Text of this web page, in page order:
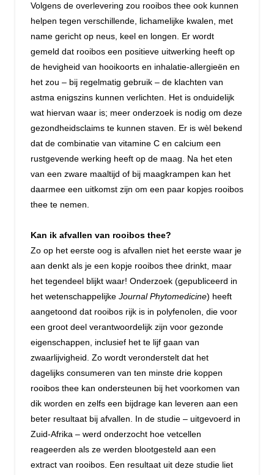
Volgens de overlevering zou rooibos thee ook kunnen
helpen tegen verschillende, lichamelijke kwalen, met
name gericht op neus, keel en longen. Er wordt
gemeld dat rooibos een positieve uitwerking heeft op
de hevigheid van hooikoorts en inhalatie-allergieën en
het zou – bij regelmatig gebruik – de klachten van
astma enigszins kunnen verlichten. Het is onduidelijk
wat hiervan waar is; meer onderzoek is nodig om deze
gezondheidsclaims te kunnen staven. Er is wèl bekend
dat de combinatie van vitamine C en calcium een
rustgevende werking heeft op de maag. Na het eten
van een zware maaltijd of bij maagkrampen kan het
daarmee een uitkomst zijn om een paar kopjes rooibos
thee te nemen.
Kan ik afvallen van rooibos thee?
Zo op het eerste oog is afvallen niet het eerste waar je
aan denkt als je een kopje rooibos thee drinkt, maar
het tegendeel blijkt waar! Onderzoek (gepubliceerd in
het wetenschappelijke Journal Phytomedicine) heeft
aangetoond dat rooibos rijk is in polyfenolen, die voor
een groot deel verantwoordelijk zijn voor gezonde
eigenschappen, inclusief het te lijf gaan van
zwaarlijvigheid. Zo wordt veronderstelt dat het
dagelijks consumeren van ten minste drie koppen
rooibos thee kan ondersteunen bij het voorkomen van
dik worden en zelfs een bijdrage kan leveren aan een
beter resultaat bij afvallen. In de studie – uitgevoerd in
Zuid-Afrika – werd onderzocht hoe vetcellen
reageerden als ze werden blootgesteld aan een
extract van rooibos. Een resultaat uit deze studie liet